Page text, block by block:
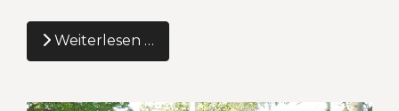
Weiterlesen …